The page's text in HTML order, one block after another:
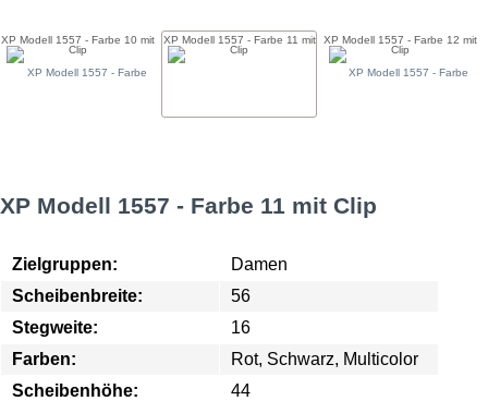
XP Modell 1557 - Farbe 10 mit
Clip
XP Modell 1557 - Farbe 11 mit
Clip
XP Modell 1557 - Farbe 12 mit
Clip
XP Modell 1557 - Farbe 11 mit Clip
Zielgruppen:
Damen
Scheibenbreite:
56
Stegweite:
16
Farben:
Rot, Schwarz, Multicolor
Scheibenhöhe:
44